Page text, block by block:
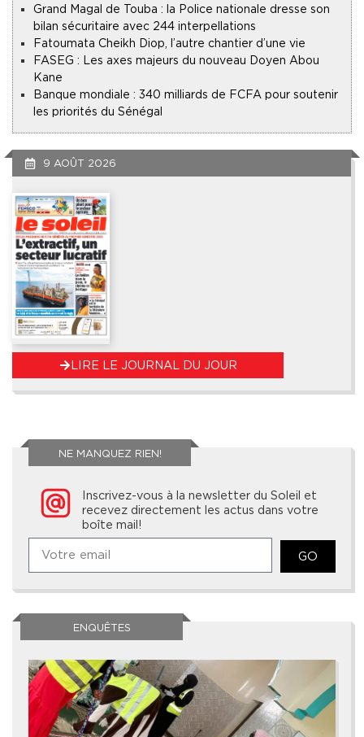
Grand Magal de Touba : la Police nationale dresse son
bilan sécuritaire avec 244 interpellations
Fatoumata Cheikh Diop, l’autre chantier d’une vie
FASEG : Les axes majeurs du nouveau Doyen Abou
Kane
Banque mondiale : 340 milliards de FCFA pour soutenir
les priorités du Sénégal
9 AOÛT 2026
LIRE LE JOURNAL DU JOUR
NE MANQUEZ RIEN!
Inscrivez-vous à la newsletter du Soleil et
recevez directement les actus dans votre
boîte mail!
GO
ENQUÊTES